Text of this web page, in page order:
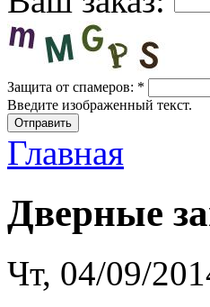
Защита от спамеров: *
Введите изображенный текст.
Главная
Дверные
Чт, 04/09/